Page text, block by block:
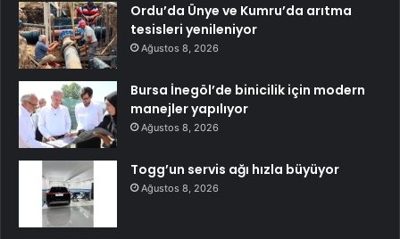
Ordu’da Ünye ve Kumru’da arıtma
tesisleri yenileniyor
Ağustos 8, 2026
Bursa İnegöl’de binicilik için modern
manejler yapılıyor
Ağustos 8, 2026
Togg’un servis ağı hızla büyüyor
Ağustos 8, 2026